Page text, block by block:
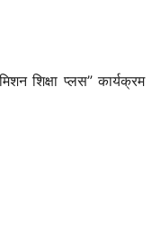
शिक्षा प्लस” कार्यक्रम